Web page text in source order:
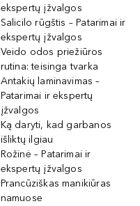
ekspertų įžvalgos
Salicilo rūgštis – Patarimai ir
ekspertų įžvalgos
Veido odos priežiūros
rutina: teisinga tvarka
Antakių laminavimas –
Patarimai ir ekspertų
įžvalgos
Ką daryti, kad garbanos
išliktų ilgiau
Rožinė – Patarimai ir
ekspertų įžvalgos
Prancūziškas manikiūras
namuose